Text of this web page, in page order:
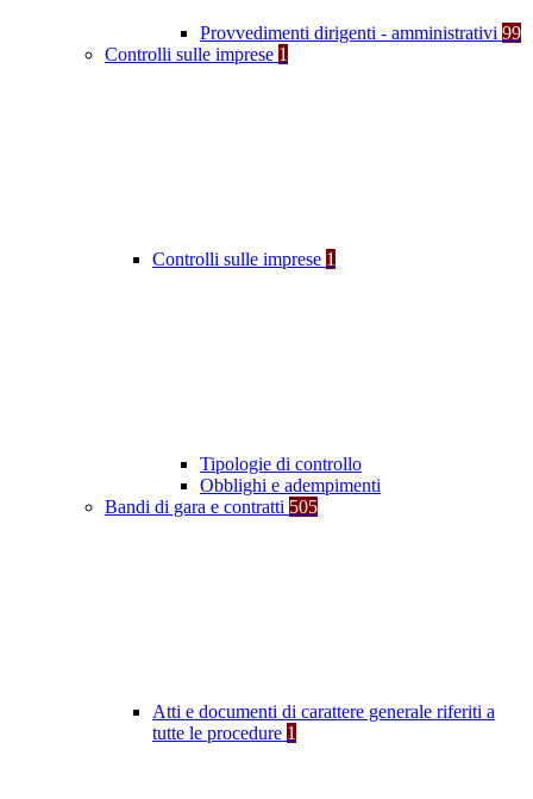
Provvedimenti dirigenti - amministrativi 99
Controlli sulle imprese 1
Controlli sulle imprese 1
Tipologie di controllo
Obblighi e adempimenti
Bandi di gara e contratti 505
Atti e documenti di carattere generale riferiti a
tutte le procedure 1